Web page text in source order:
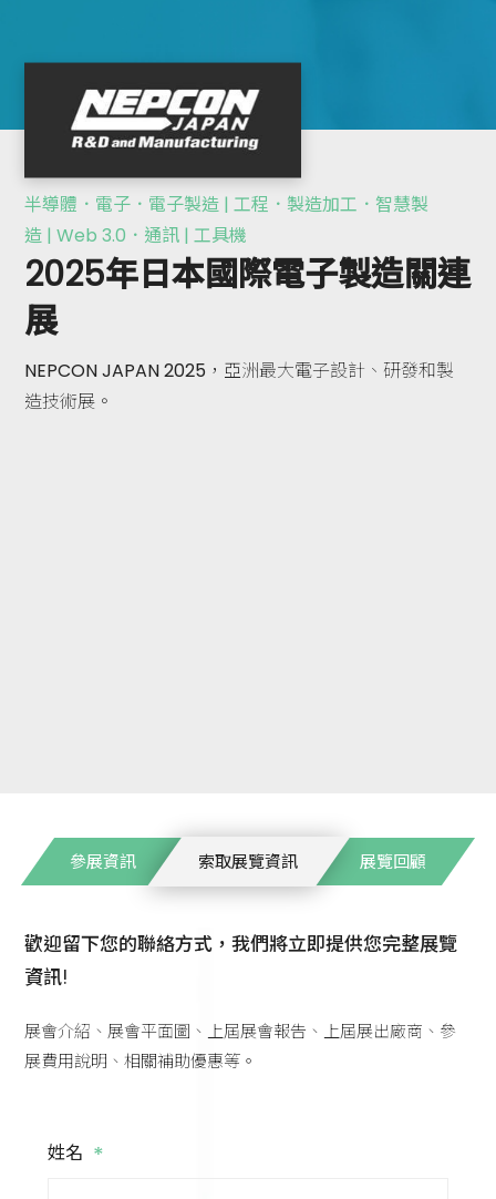
半導體．電子．電子製造 | 工程．製造加工．智慧製
造 | Web 3.0．通訊 | 工具機
2025年日本國際電子製造關連
展
NEPCON JAPAN 2025，亞洲最大電子設計、研發和製
造技術展。
參展資訊 索取展覽資訊 展覽回顧
歡迎留下您的聯絡方式，我們將立即提供您完整展覽
資訊!
展會介紹、展會平面圖、上屆展會報告、上屆展出廠商、參
展費用說明、相關補助優惠等。
姓名 *